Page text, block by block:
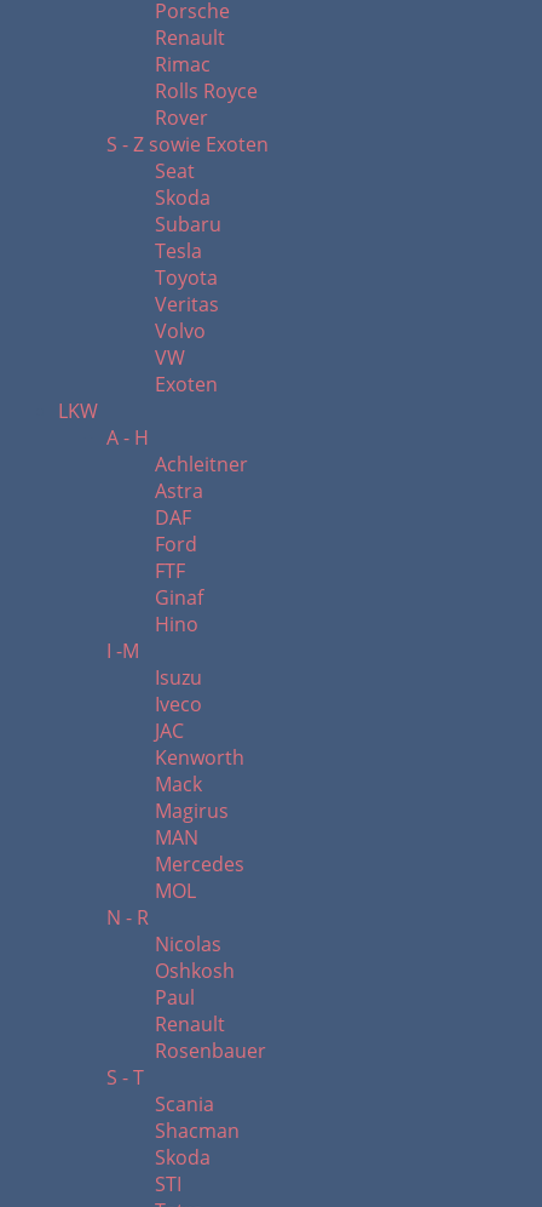
Porsche
Renault
Rimac
Rolls Royce
Rover
S - Z sowie Exoten
Seat
Skoda
Subaru
Tesla
Toyota
Veritas
Volvo
VW
Exoten
LKW
A - H
Achleitner
Astra
DAF
Ford
FTF
Ginaf
Hino
I -M
Isuzu
Iveco
JAC
Kenworth
Mack
Magirus
MAN
Mercedes
MOL
N - R
Nicolas
Oshkosh
Paul
Renault
Rosenbauer
S - T
Scania
Shacman
Skoda
STI